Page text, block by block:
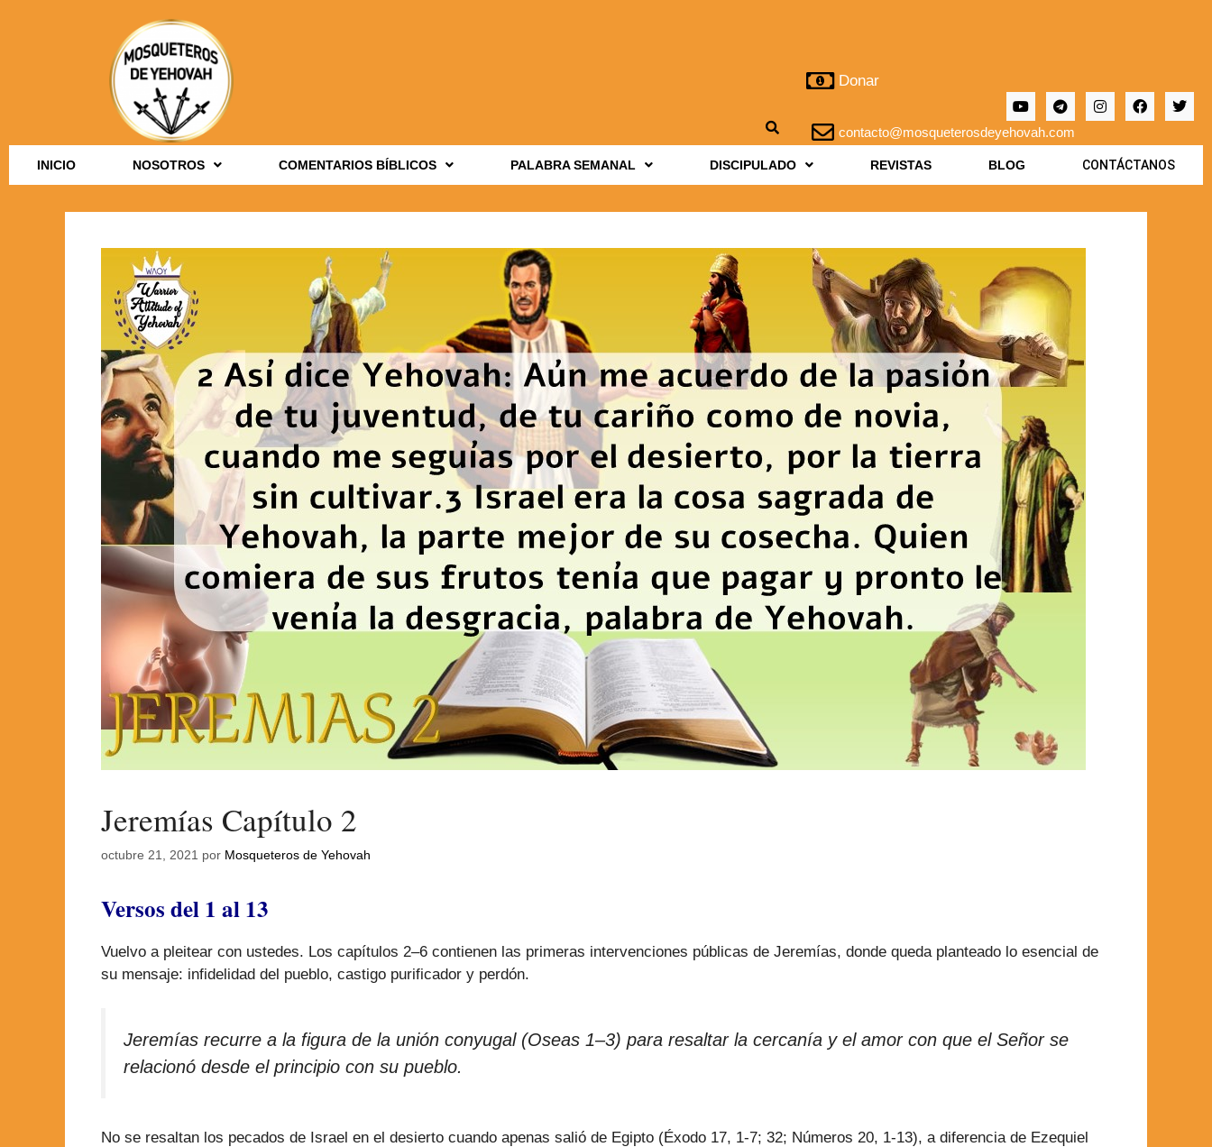
Donar
contacto@mosqueterosdeyehovah.com
INICIO NOSOTROS COMENTARIOS BÍBLICOS PALABRA SEMANAL DISCIPULADO REVISTAS BLOG CONTÁCTANOS
Jeremías Capítulo 2
octubre 21, 2021 por Mosqueteros de Yehovah
Versos del 1 al 13
Vuelvo a pleitear con ustedes. Los capítulos 2–6 contienen las primeras intervenciones públicas de Jeremías, donde queda planteado lo esencial de
su mensaje: infidelidad del pueblo, castigo purificador y perdón.
Jeremías recurre a la figura de la unión conyugal (Oseas 1–3) para resaltar la cercanía y el amor con que el Señor se
relacionó desde el principio con su pueblo.
No se resaltan los pecados de Israel en el desierto cuando apenas salió de Egipto (Éxodo 17, 1-7; 32; Números 20, 1-13), a diferencia de Ezequiel